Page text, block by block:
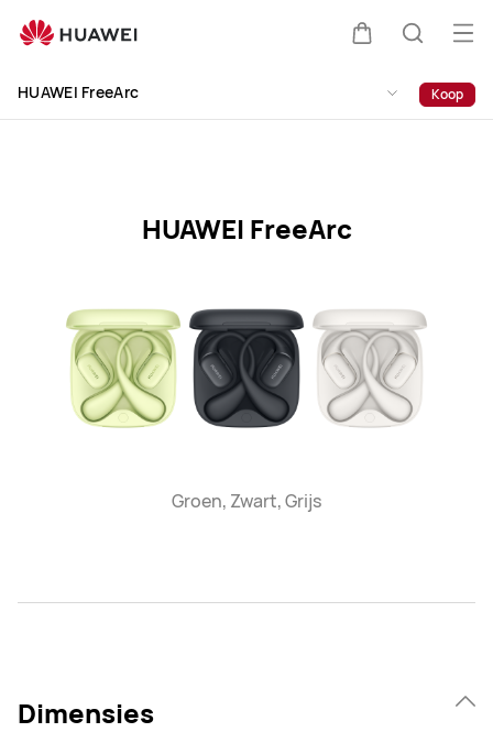
FreeArc
HUAWEI FreeArc Koop
HUAWEI FreeArc
Groen, Zwart, Grijs
Dimensies